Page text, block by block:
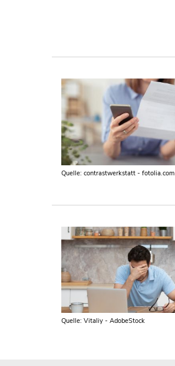
Quelle: contrastwerkstatt - fotolia.com
Quelle: Vitaliy - AdobeStock